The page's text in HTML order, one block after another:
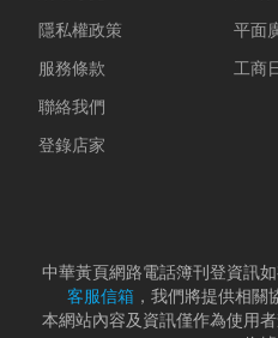
隱私權政策
服務條款
聯絡我們
登錄店家
平面
工商
中華黃頁網路電話簿刊登資訊
客服信箱 ，我們將提供相關
本網站內容及資訊僅作為使用